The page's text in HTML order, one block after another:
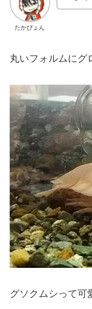
たかぴょん
丸いフォルムにグ
グソクムシって可